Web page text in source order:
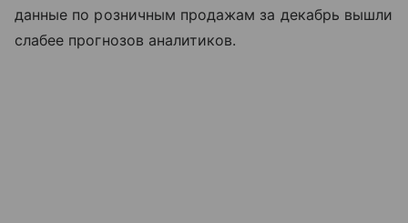
данные по розничным продажам за декабрь вышли
слабее прогнозов аналитиков.